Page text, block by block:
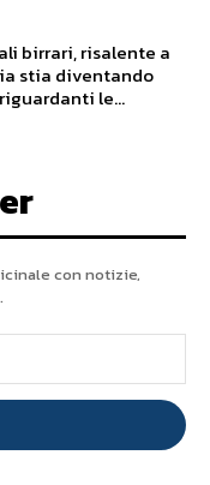
birrari, risalente a
stia diventando
le...
con notizie,